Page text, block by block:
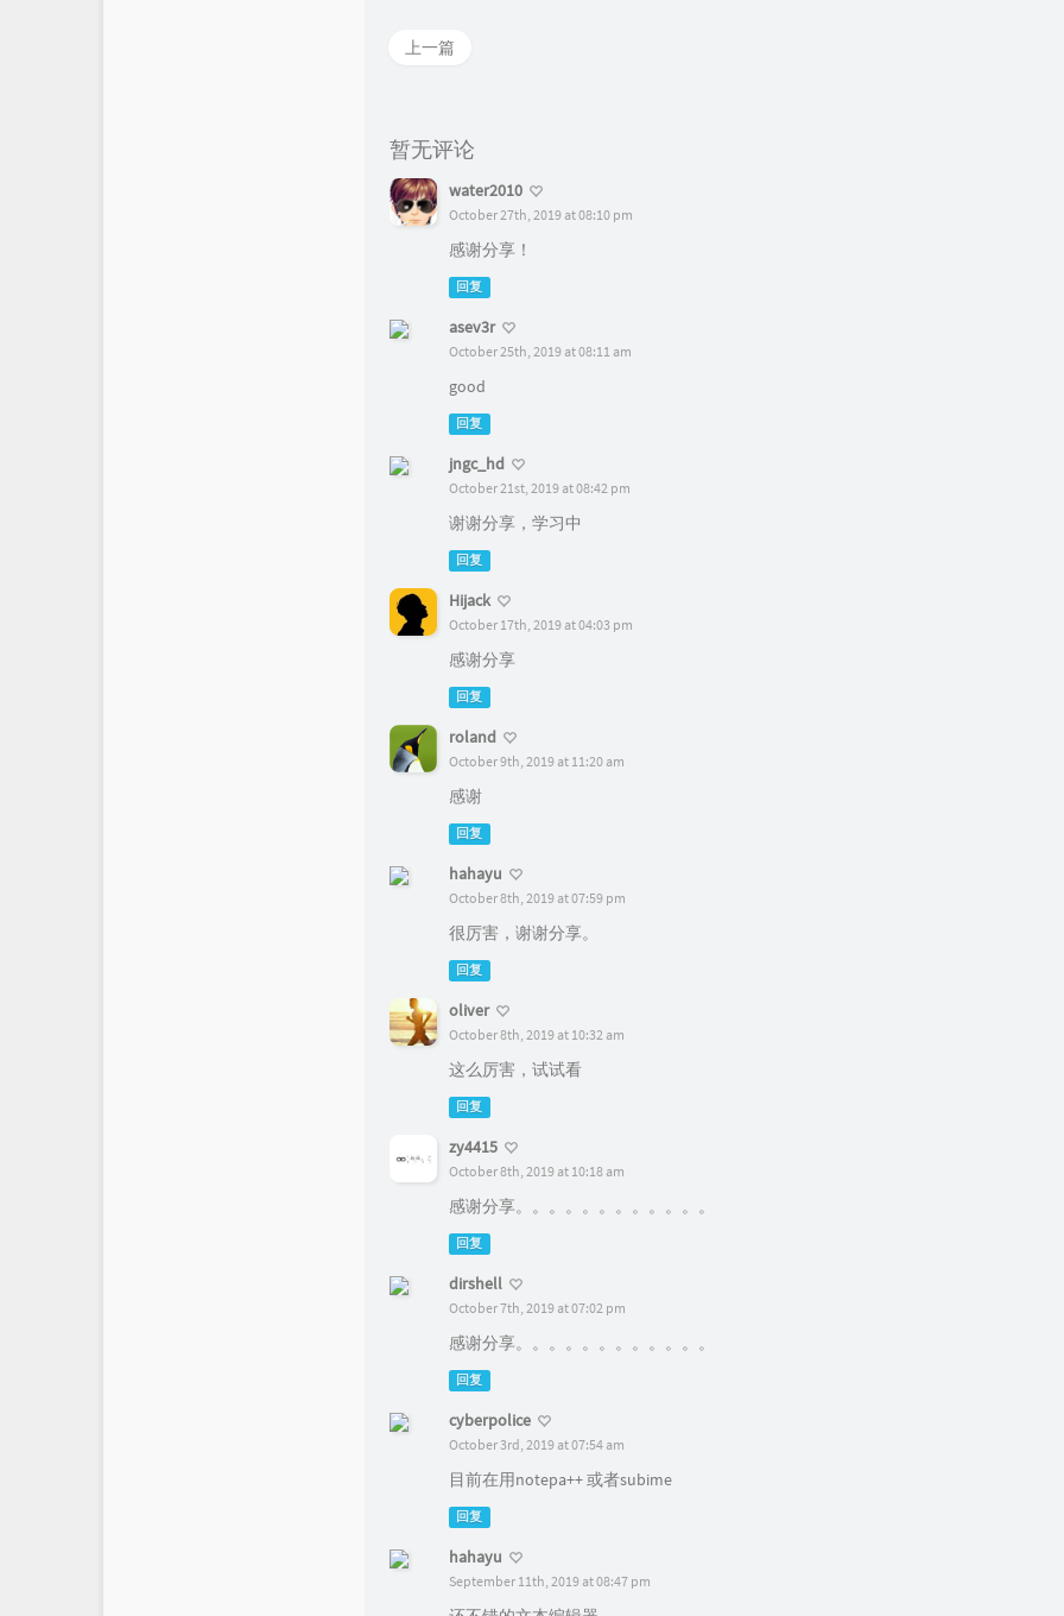
上一篇
暂无评论
water2010
October 27th, 2019 at 08:10 pm
感谢分享！
回复
asev3r
October 25th, 2019 at 08:11 am
good
回复
jngc_hd
October 21st, 2019 at 08:42 pm
谢谢分享，学习中
回复
Hijack
October 17th, 2019 at 04:03 pm
感谢分享
回复
roland
October 9th, 2019 at 11:20 am
感谢
回复
hahayu
October 8th, 2019 at 07:59 pm
很厉害，谢谢分享。
回复
oliver
October 8th, 2019 at 10:32 am
这么厉害，试试看
回复
zy4415
October 8th, 2019 at 10:18 am
感谢分享。。。。。。。。。。。。
回复
dirshell
October 7th, 2019 at 07:02 pm
感谢分享。。。。。。。。。。。。
回复
cyberpolice
October 3rd, 2019 at 07:54 am
目前在用notepa++ 或者subime
回复
hahayu
September 11th, 2019 at 08:47 pm